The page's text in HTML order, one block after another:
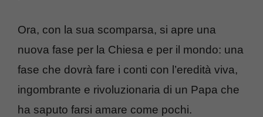
Ora, con la sua scomparsa, si apre una
nuova fase per la Chiesa e per il mondo: una
fase che dovrà fare i conti con l’eredità viva,
ingombrante e rivoluzionaria di un Papa che
ha saputo farsi amare come pochi.